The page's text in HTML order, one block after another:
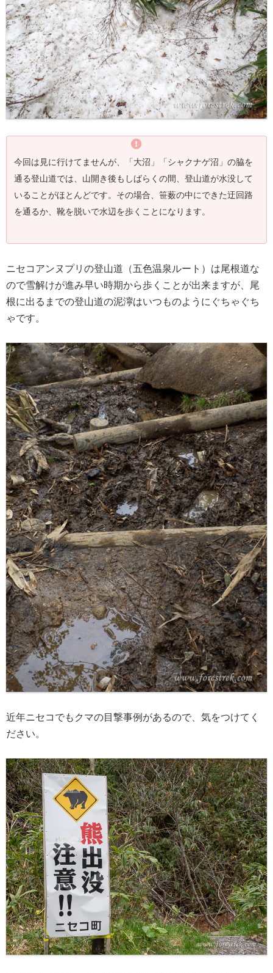
今回は見に行けてませんが、「大沼」「シャクナゲ沼」の脇を
通る登山道では、山開き後もしばらくの間、登山道が水没して
いることがほとんどです。その場合、 笹薮の中にできた迂回路
を通るか、靴を脱いで水辺を歩くことになります。
ニセコアンヌプリの登山道（五色温泉ルート）は尾根道な
ので雪解けが進み早い時期から歩くことが出来ますが、尾
根に出るまでの登山道の泥濘はいつものようにぐちゃぐち
ゃです。
近年ニセコでもクマの目撃事例があるので、気をつけてく
ださい。